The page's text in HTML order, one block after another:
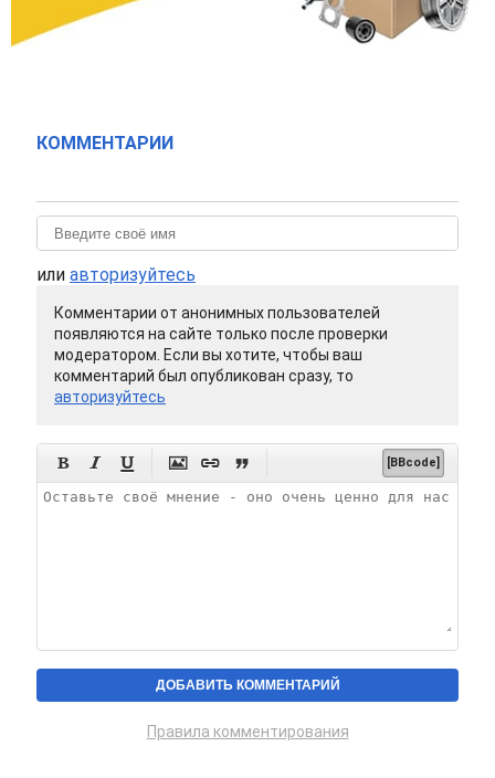
КОММЕНТАРИИ
или авторизуйтесь
Комментарии от анонимных пользователей
появляются на сайте только после проверки
модератором. Если вы хотите, чтобы ваш
комментарий был опубликован сразу, то
авторизуйтесь
      [BBcode]
Правила комментирования